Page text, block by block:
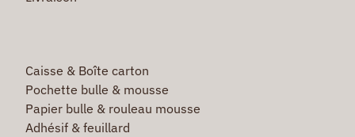
Caisse & Boîte carton
Pochette bulle & mousse
Papier bulle & rouleau mousse
Adhésif & feuillard